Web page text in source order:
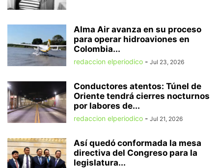
Alma Air avanza en su proceso
para operar hidroaviones en
Colombia...
redaccion elperiodico - Jul 23, 2026
Conductores atentos: Túnel de
Oriente tendrá cierres nocturnos
por labores de...
redaccion elperiodico - Jul 21, 2026
Así quedó conformada la mesa
directiva del Congreso para la
legislatura...